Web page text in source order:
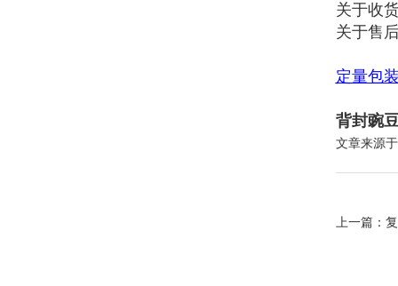
关于收
关于售
定量包
背封豌
文章来源
上一篇：